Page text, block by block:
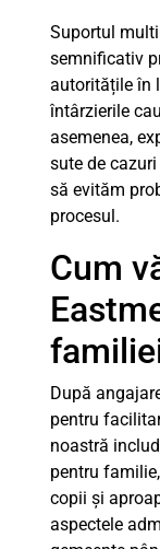
Suportul
semnificativ
autoritățile în
întârzierile
asemenea,
sute de
să evităm
procesul.
Cum
După
pentru
noastră
pentru
copii și
aspectele